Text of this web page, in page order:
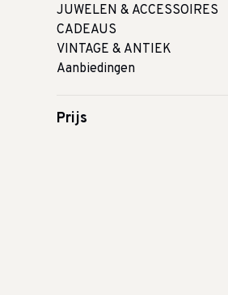
JUWELEN & ACCESSOIRES
CADEAUS
VINTAGE & ANTIEK
Aanbiedingen
Prijs